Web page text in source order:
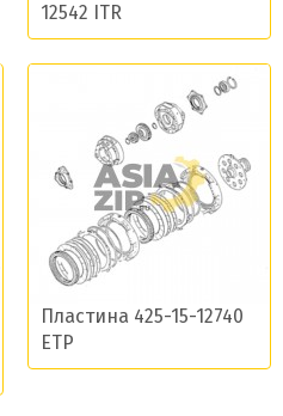
12542 ITR
Пластина 425-15-12740
ETP